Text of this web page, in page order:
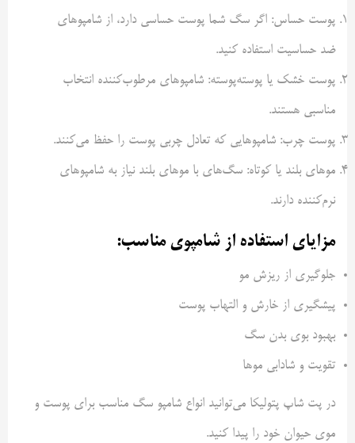
پوست حساس: اگر سگ شما پوست حساسی دارد، از شامپوهای
ضد حساسیت استفاده کنید.
پوست خشک یا پوسته‌پوسته: شامپوهای مرطوب‌کننده انتخاب
مناسبی هستند.
پوست چرب: شامپوهایی که تعادل چربی پوست را حفظ می‌کنند.
موهای بلند یا کوتاه: سگ‌های با موهای بلند نیاز به شامپوهای
نرم‌کننده دارند.
مزایای استفاده از شامپوی مناسب:
جلوگیری از ریزش مو
پیشگیری از خارش و التهاب پوست
بهبود بوی بدن سگ
تقویت و شادابی موها
در پت شاپ پتولیکا می‌توانید انواع شامپو سگ مناسب برای پوست و
موی حیوان خود را پیدا کنید.